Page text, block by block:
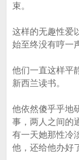
束。
这样的无趣性爱
始至终没有哼一
他们一直这样平
新西兰读书。
他依然傻乎乎地
事，两人之间的
有一天她那性冷
他，还给他办好